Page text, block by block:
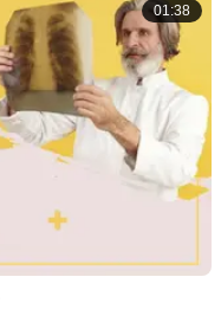
01:38